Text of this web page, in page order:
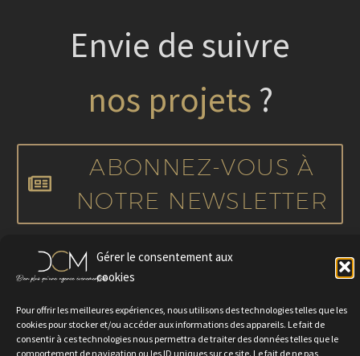
Gérer le consentement aux
cookies
Pour offrir les meilleures expériences, nous utilisons des technologies telles que les
cookies pour stocker et/ou accéder aux informations des appareils. Le fait de
consentir à ces technologies nous permettra de traiter des données telles que le
comportement de navigation ou les ID uniques sur ce site. Le fait de ne pas
Envie de suivre
nos projets ?
ABONNEZ-VOUS À
NOTRE NEWSLETTER